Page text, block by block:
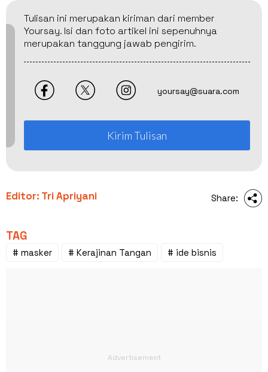
Tulisan ini merupakan kiriman dari member
Yoursay. Isi dan foto artikel ini sepenuhnya
merupakan tanggung jawab pengirim.
yoursay@suara.com
Kirim Tulisan
Editor: Tri Apriyani Share:
TAG
# masker # Kerajinan Tangan # ide bisnis